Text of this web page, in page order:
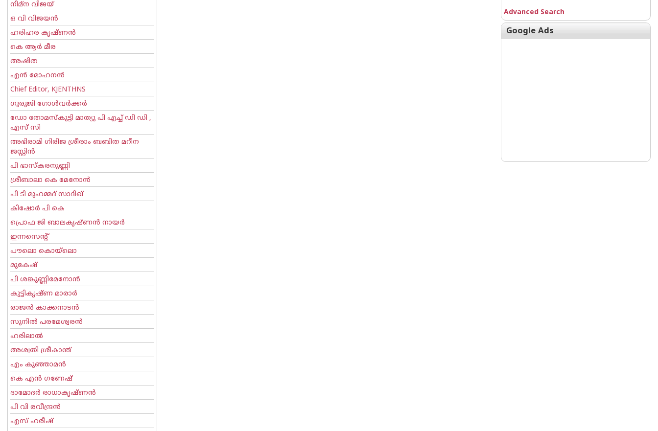
നിമ്ന വിജയ്
ഒ വി വിജയന്‍
ഹരിഹര കൃഷ്ണൻ
കെ ആര്‍ മീര
അഷിത
എന്‍ മോഹനന്‍
Chief Editor, KJENTHNS
ഗുരുജി ഗോള്‍‌വര്‍ക്കര്‍
ഡോ തോമസ്കുട്ടി മാത്യു പി എച്ച് ഡി ഡി ,
എസ് സി
അഭിരാമി ഗിരിജ ശ്രീരാം ബബിത മറീന
ജസ്റ്റിന്‍
പി ഭാസ്കരനുണ്ണി
ശ്രീബാലാ കെ മേനോന്‍
പി ടി മുഹമ്മദ് സാദിഖ്‌
കിഷോർ പി കെ
പ്രൊഫ ജി ബാലകൃഷ്ണന്‍ നായര്‍
ഇന്നസെന്റ്‌
പൗലൊ കൊയ്ലൊ
മുകേഷ്
പി ശങ്കുണ്ണിമേനോന്‍
കുട്ടികൃഷ്ണ മാരാര്‍
രാജന്‍ കാക്കനാടന്‍
സുനില്‍ പരമേശ്വരന്‍
ഹരിലാല്‍
അശ്വതി ശ്രീകാന്ത്
എം കുഞ്ഞാമന്‍
കെ എന്‍ ഗണേഷ്
ദാമോദർ രാധാകൃഷ്ണൻ
പി വി രവീന്ദ്രന്‍
എസ് ഹരീഷ്
Advanced Search
Google Ads